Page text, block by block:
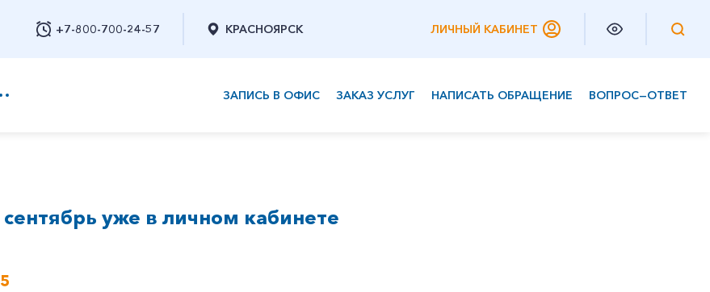
+7-800-700-24-57
Заказать обратный звонок
КРАСНОЯРСК ЛИЧНЫЙ КАБИНЕТ
ЗАПИСЬ В ОФИС ЗАКАЗ УСЛУГ НАПИСАТЬ ОБРАЩЕНИЕ ВОПРОС—ОТВЕТ
сентябрь уже в личном кабинете